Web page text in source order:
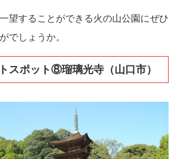
望することができる火の山公園にぜひ
でしょうか。
スポット⑧瑠璃光寺（山口市）